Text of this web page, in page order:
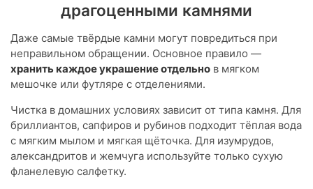
драгоценными камнями
Даже самые твёрдые камни могут повредиться при
неправильном обращении. Основное правило —
хранить каждое украшение отдельно в мягком
мешочке или футляре с отделениями.
Чистка в домашних условиях зависит от типа камня. Для
бриллиантов, сапфиров и рубинов подходит тёплая вода
с мягким мылом и мягкая щёточка. Для изумрудов,
александритов и жемчуга используйте только сухую
фланелевую салфетку.